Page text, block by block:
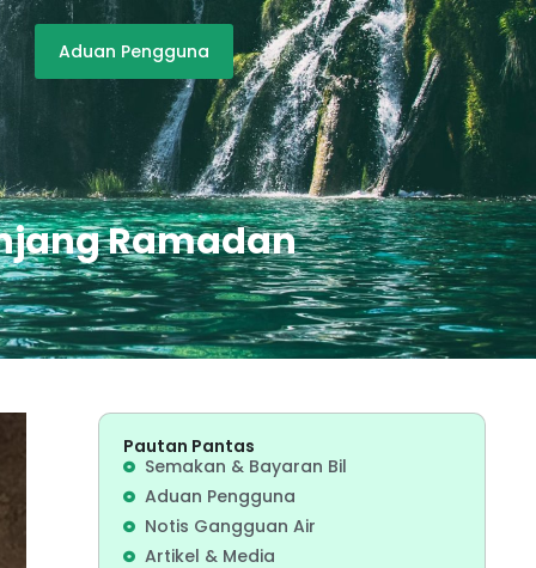
Aduan Pengguna
Ramadan
Pautan Pantas
Semakan & Bayaran Bil
Aduan Pengguna
Notis Gangguan Air
Artikel & Media